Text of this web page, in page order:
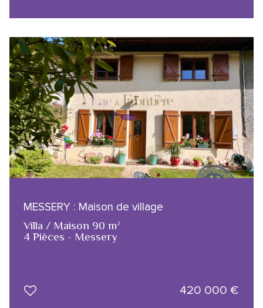
MESSERY : Maison de village
Villa / Maison 90 m²
4 Pièces - Messery
420 000 €